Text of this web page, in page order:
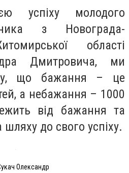
успіху молодого
з Новограда-
області
Дмитровича, ми
що бажання – це
а небажання – 1000
від бажання та
шляху до свого успіху.
Олександр